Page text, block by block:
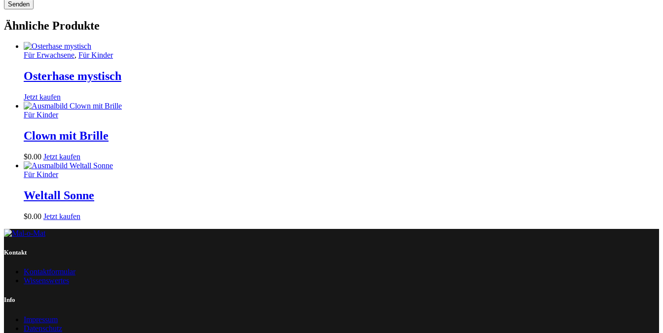
Ähnliche Produkte
Für Erwachsene, Für Kinder
Osterhase mystisch
Jetzt kaufen
Für Kinder
Clown mit Brille
$0.00 Jetzt kaufen
Für Kinder
Weltall Sonne
$0.00 Jetzt kaufen
Kontakt
Kontaktformular
Wissenswertes
Info
Impressum
Datenschutz